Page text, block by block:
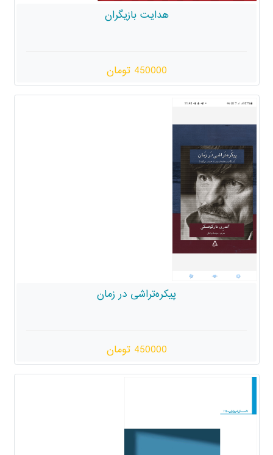
هدایت بازیگران
450000 تومان
پیکره‌تراشی در زمان
450000 تومان